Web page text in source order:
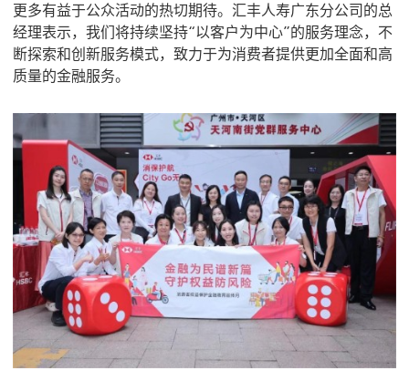
更多有益于公众活动的热切期待。汇丰人寿广东分公司的总
经理表示，我们将持续坚持“以客户为中心”的服务理念，不
断探索和创新服务模式，致力于为消费者提供更加全面和高
质量的金融服务。